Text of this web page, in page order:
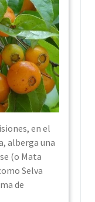
en el
alberga una
(o Mata
Selva
de